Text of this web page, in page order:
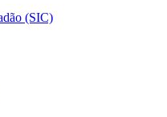
(SIC)